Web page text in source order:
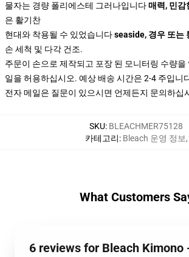
물자는 경량 폴리에스테 그러나입니다매력, 민
은 활기찬
현대와 착용될 수 있었습니다seaside, 경우 또는
손 세척 및 다각 건조.
주문이 손으로 제작되고 포장 된 모니터링 수량을
일을 허용하십시오. 예상 배송 시간은 2-4 주입니
전자 메일은 질문이 있으시면 언제든지 문의하십
SKU: BLEACHMER75128
카테고리: Bleach 운영 정보,
What Customers
6 reviews for Bleach Kimono